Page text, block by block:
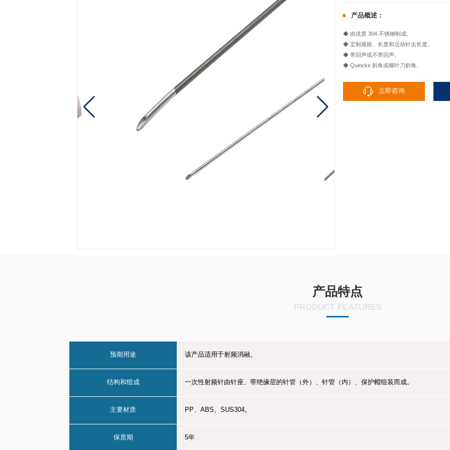
产品概述：
◆ 由优质 304 不锈钢制成。
◆ 定制规格、长度和活动针尖长度。
◆ 带回声或不带回声。
◆ Quincke 斜角或柳叶刀斜角。
立即咨询
产品特点
PRODUCT FEATURES
预期用途 该产品适用于射频消融。
结构和组成 一次性射频针由针座、带绝缘层的针管（外）、针管（内）、保护帽组装而成。
主要材质 PP、ABS、SUS304。
保质期 5年